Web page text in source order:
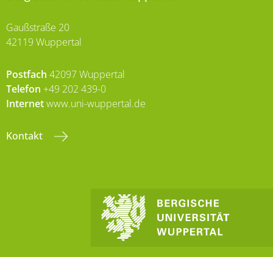
Gaußstraße 20
42119 Wuppertal
Postfach 42097 Wuppertal
Telefon +49 202 439-0
Internetwww.uni-wuppertal.de
Kontakt